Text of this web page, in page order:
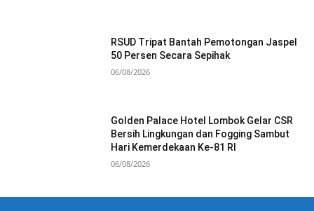
RSUD Tripat Bantah Pemotongan Jaspel
50 Persen Secara Sepihak
06/08/2026
Golden Palace Hotel Lombok Gelar CSR
Bersih Lingkungan dan Fogging Sambut
Hari Kemerdekaan Ke-81 RI
06/08/2026